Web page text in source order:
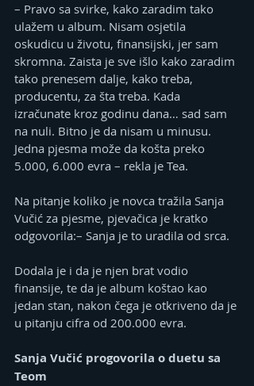
– Pravo sa svirke, kako zaradim tako
ulažem u album. Nisam osjetila
oskudicu u životu, finansijski, jer sam
skromna. Zaista je sve išlo kako zaradim
tako prenesem dalje, kako treba,
producentu, za šta treba. Kada
izračunate kroz godinu dana… sad sam
na nuli. Bitno je da nisam u minusu.
Jedna pjesma može da košta preko
5.000, 6.000 evra – rekla je Tea.
Na pitanje koliko je novca tražila Sanja
Vučić za pjesme, pjevačica je kratko
odgovorila:– Sanja je to uradila od srca.
Dodala je i da je njen brat vodio
finansije, te da je album koštao kao
jedan stan, nakon čega je otkriveno da je
u pitanju cifra od 200.000 evra.
Sanja Vučić progovorila o duetu sa
Teom